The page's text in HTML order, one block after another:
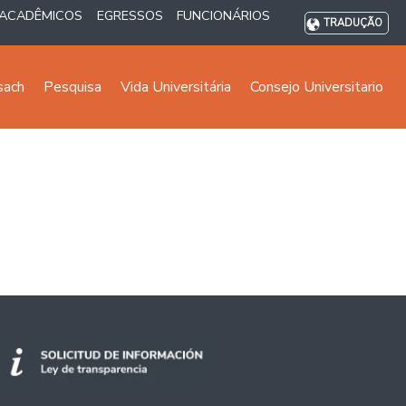
EGRESSOS FUNCIONÁRIOS TRADUÇÃO
Pesquisa Vida Universitária Consejo Universitario